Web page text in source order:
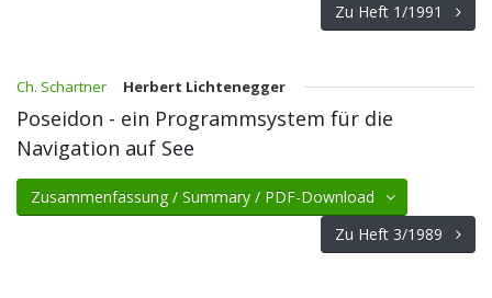
Zu Heft 1/1991
Ch. Schartner Herbert Lichtenegger
Poseidon - ein Programmsystem für die
Navigation auf See
Zusammenfassung / Summary / PDF-Download
Zu Heft 3/1989